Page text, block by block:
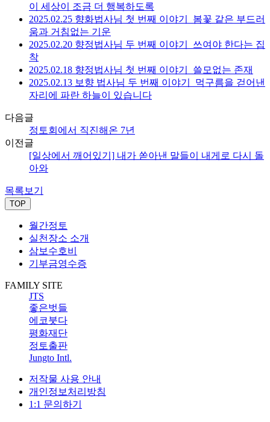
이 세상이 조금 더 행복하도록
2025.02.25 향화법사님 첫 번째 이야기_봄꽃 같은 부드러
움과 거침없는 기운
2025.02.20 향정법사님 두 번째 이야기_쓰여야 한다는 집
착
2025.02.18 향정법사님 첫 번째 이야기_쓸모없는 존재
2025.02.13 보향 법사님 두 번째 이야기_먹구름을 걷어낸
자리에 파란 하늘이 있습니다
다음글
정토회에서 직진해온 7년
이전글
[일상에서 깨어있기] 내가 쏟아낸 말들이 내게로 다시 돌
아와
목록보기
TOP
월간정토
실천장소 소개
삼보수호비
기부금영수증
FAMILY SITE
JTS
좋은벗들
에코붓다
평화재단
정토출판
Jungto Intl.
저작물 사용 안내
개인정보처리방침
1:1 문의하기